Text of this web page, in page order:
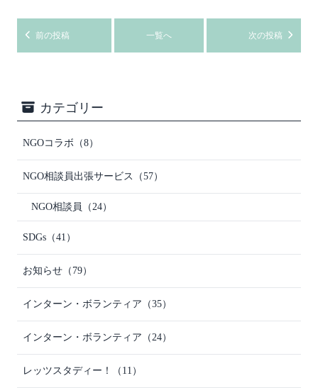
前の投稿 一覧へ 次の投稿
カテゴリー
NGOコラボ （8）
NGO相談員出張サービス （57）
NGO相談員 （24）
SDGs （41）
お知らせ （79）
インターン・ボランティア （35）
インターン・ボランティア （24）
レッツスタディー！ （11）